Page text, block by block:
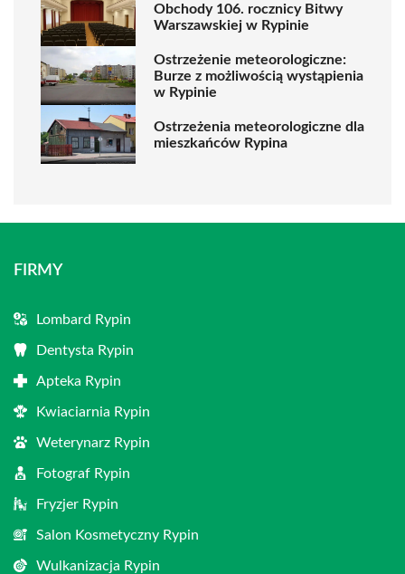
Obchody 106. rocznicy Bitwy
Warszawskiej w Rypinie
Ostrzeżenie meteorologiczne:
Burze z możliwością wystąpienia
w Rypinie
Ostrzeżenia meteorologiczne dla
mieszkańców Rypina
FIRMY
Lombard Rypin
Dentysta Rypin
Apteka Rypin
Kwiaciarnia Rypin
Weterynarz Rypin
Fotograf Rypin
Fryzjer Rypin
Salon Kosmetyczny Rypin
Wulkanizacja Rypin